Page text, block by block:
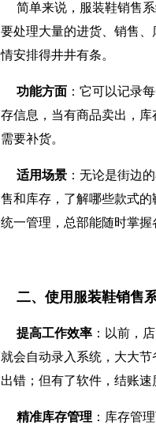
简单来说，服装鞋销售
要处理大量的进货、销售
情安排得井井有条。
功能方面 ：它可以记录
存信息，当有商品卖出，
需要补货。
适用场景 ：无论是街边
售和库存，了解哪些款式
统一管理，总部能随时掌握
二、使用服装鞋销售
提高工作效率 ：以前，
就会自动录入系统，大大
出错；但有了软件，结账
精准库存管理 ：库存管